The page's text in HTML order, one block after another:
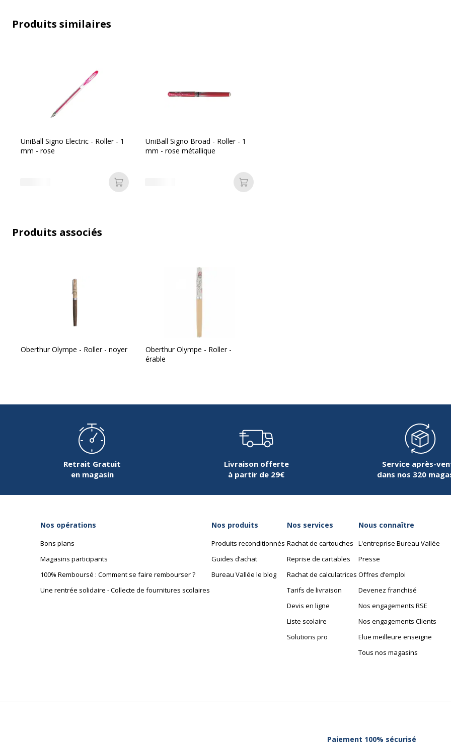
Caractéristiques techniques
Matériau du produit
Produits similaires
UniBall Signo Electric - Roller - 1
mm - rose
Ajouter au panier
UniBall Signo Broad - Roller - 1
mm - rose métallique
Ajouter au panier
Produits associés
Oberthur Olympe - Roller - noyer
Oberthur Olympe - Roller -
érable
Retrait Gratuit
en magasin
Livraison offerte
à partir de 29€
Service après-
dans nos 320
Nos opérations
Bons plans
Magasins participants
100% Remboursé : Comment se faire rembourser ?
Une rentrée solidaire - Collecte de fournitures scolaires
Nos produits
Produits reconditionnés
Guides d’achat
Bureau Vallée le blog
Nos services
Rachat de cartouches
Reprise de cartables
Rachat de calculatrices
Tarifs de livraison
Devis en ligne
Liste scolaire
Solutions pro
Nous connaître
L'entreprise Bureau Vallée
Presse
Offres d’emploi
Devenez franchisé
Nos engagements RSE
Nos engagements Clients
Elue meilleure enseigne
Tous nos magasins
Paiement 100% sécurisé